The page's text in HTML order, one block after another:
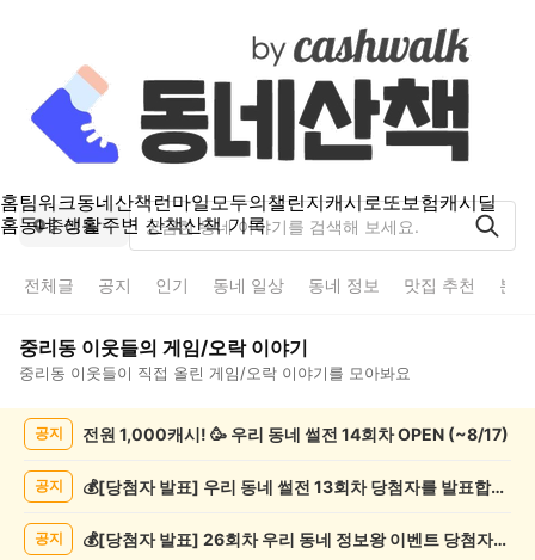
홈팀워크동네산책런마일모두의챌린지캐시로또보험캐시딜
홈동네 생활주변 산책산책 기록
중리동
전체글 공지 인기 동네 일상 동네 정보 맛집 추천 분
중리동 이웃들의 게임/오락이야기
중리동 이웃들이 직접 올린 게임/오락 이야기를 모아봐요
공지 전원 1,000캐시! 🥳 우리 동네 썰전 14회차 OPEN (~8/17)
공지 💰[당첨자 발표] 우리 동네 썰전 13회차 당첨자를 발표합니다!
공지 💰[당첨자 발표] 26회차 우리 동네 정보왕 이벤트 당첨자를 발표합니다!